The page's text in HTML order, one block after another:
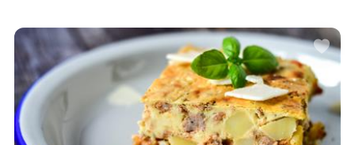
rižu i zaboraviti da ste ikada htjeli naručiti
dostavu iz kineskog restorana.